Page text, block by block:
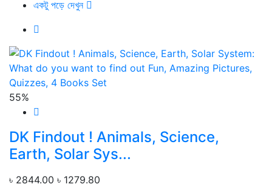
একটু পড়ে দেখুন
55%
DK Findout ! Animals, Science,
Earth, Solar Sys...
৳ 2844.00 ৳ 1279.80